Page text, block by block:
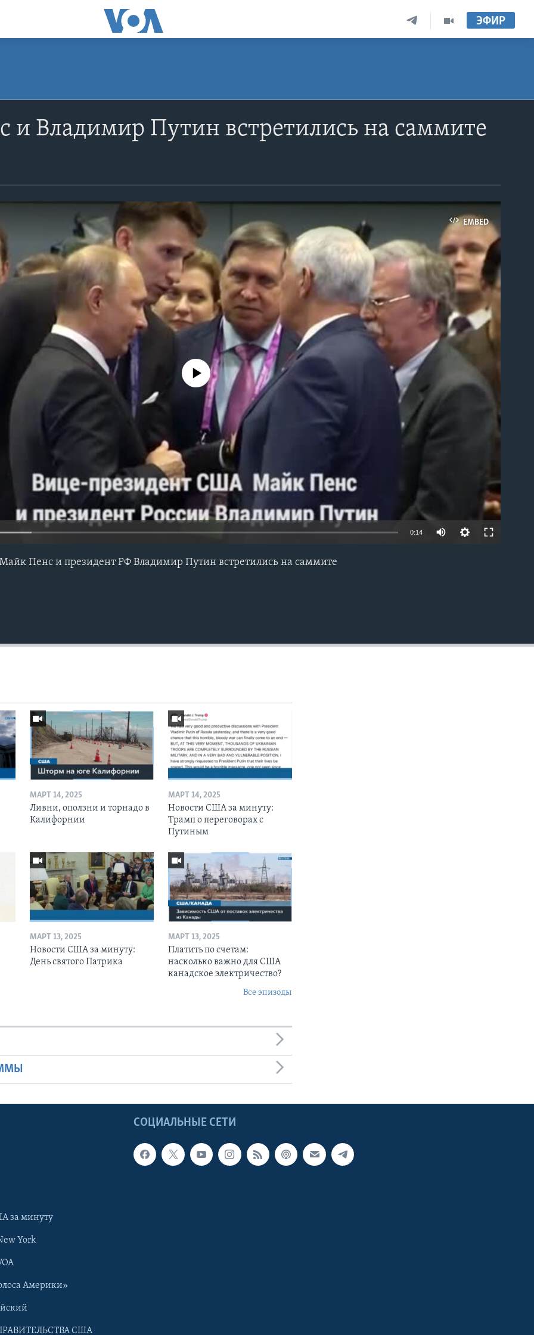
ЭФИР
и Владимир Путин встретились на саммите
EMBED
No media source currently available
0:14
Пенс и президент РФ Владимир Путин встретились на саммите
МАРТ 14, 2025
Ливни, оползни и торнадо в
Калифорнии
МАРТ 14, 2025
Новости США за минуту:
Трамп о переговорах с
Путиным
МАРТ 13, 2025
Новости США за минуту:
День святого Патрика
МАРТ 13, 2025
Платить по счетам:
насколько важно для США
канадское электричество?
Все эпизоды
СОЦИАЛЬНЫЕ СЕТИ
за минуту
York
Америки»
США